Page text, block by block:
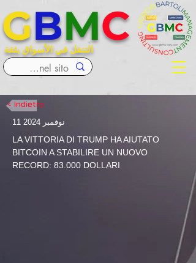
التنقل في الأسواق بثقة
GBMC
< Indietro
11 نوفمبر 2024
LA VITTORIA DI TRUMP HA AIUTATO
BITCOIN A STABILIRE UN NUOVO
RECORD: 83.000 DOLLARI